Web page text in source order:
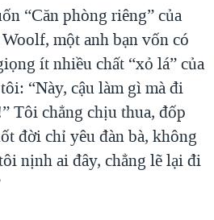
HẠ 'BÊN THẮNG CUỘC'
VÀ NAY
AFGHANISTAN
Ở VIỆT NAM
KIM TẠI VIỆT NAM
PHỦ VIỆT NAM
“Căn phòng riêng” của
một anh bạn vốn có
ít nhiều chất “xỏ lá” của
“Này, cậu làm gì mà đi
Tôi chẳng chịu thua, đốp
đời chỉ yêu đàn bà, không
nịnh ai đây, chẳng lẽ lại đi